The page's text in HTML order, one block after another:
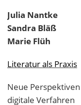
Julia Nantke
Sandra Bläß
Marie Flüh
Literatur als Praxis
Neue
digitale Verfahren